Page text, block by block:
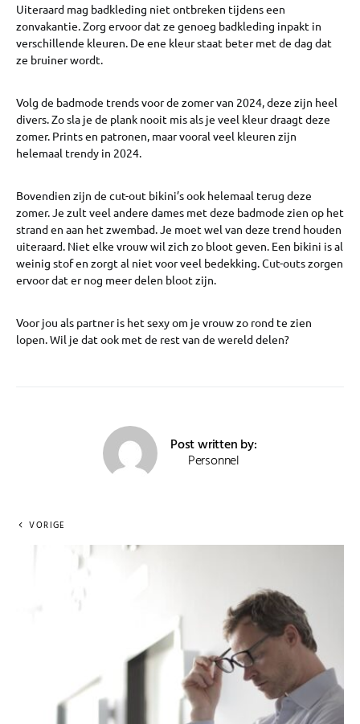
Uiteraard mag badkleding niet ontbreken tijdens een
zonvakantie. Zorg ervoor dat ze genoeg badkleding inpakt in
verschillende kleuren. De ene kleur staat beter met de dag dat
ze bruiner wordt.
Volg de badmode trends voor de zomer van 2024, deze zijn heel
divers. Zo sla je de plank nooit mis als je veel kleur draagt deze
zomer. Prints en patronen, maar vooral veel kleuren zijn
helemaal trendy in 2024.
Bovendien zijn de cut-out bikini’s ook helemaal terug deze
zomer. Je zult veel andere dames met deze badmode zien op het
strand en aan het zwembad. Je moet wel van deze trend houden
uiteraard. Niet elke vrouw wil zich zo bloot geven. Een bikini is al
weinig stof en zorgt al niet voor veel bedekking. Cut-outs zorgen
ervoor dat er nog meer delen bloot zijn.
Voor jou als partner is het sexy om je vrouw zo rond te zien
lopen. Wil je dat ook met de rest van de wereld delen?
Post written by:
Personnel
VORIGE